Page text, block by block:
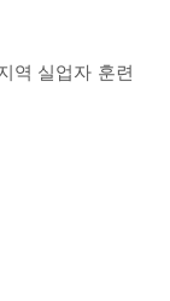
역 실업자 훈련